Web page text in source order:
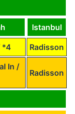
Istanbul
*4
Radisson
In /
Radisson